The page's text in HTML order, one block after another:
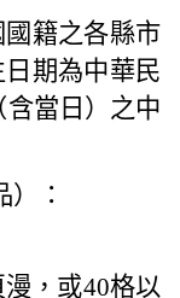
國籍之各縣市
日期為中華民
含當日）之中
：
漫，或40格以